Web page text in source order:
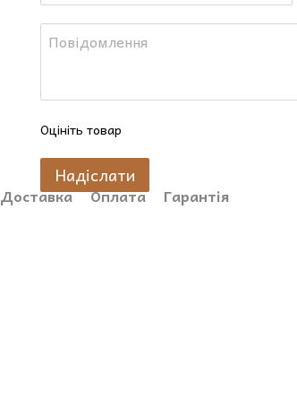
Як використовувати
• 🪵 Завжди ставте свічку на підставку —
• 🕯️ Запалюйте її перед сном або під час
📏 Розмір: 11×7 см
🌿 Склад: бджолиний віск, ефірна олія лаванди
Оцініть товар
Надіслати
Доставка Оплата Гарантія